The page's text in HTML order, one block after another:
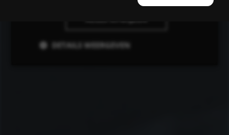
DETAILS WEERGEVEN